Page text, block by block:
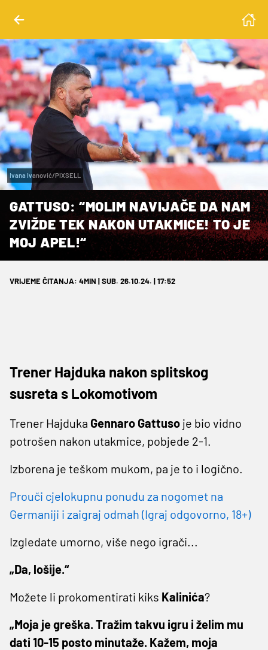
Ivana Ivanović/PIXSELL
GATTUSO: “MOLIM NAVIJAČE DA NAM
ZVIŽDE TEK NAKON UTAKMICE! TO JE
MOJ APEL!“
VRIJEME ČITANJA: 4MIN | SUB. 26.10.24. | 17:52
Trener Hajduka nakon splitskog
susreta s Lokomotivom
Trener Hajduka Gennaro Gattuso je bio vidno
potrošen nakon utakmice, pobjede 2-1.
Izborena je teškom mukom, pa je to i logično.
Prouči cjelokupnu ponudu za nogomet na
Germaniji i zaigraj odmah (Igraj odgovorno, 18+)
Izgledate umorno, više nego igrači...
„Da, lošije.“
Možete li prokomentirati kiks Kalinića?
„Moja je greška. Tražim takvu igru i želim mu
dati 10-15 posto minutaže. Kažem, moja